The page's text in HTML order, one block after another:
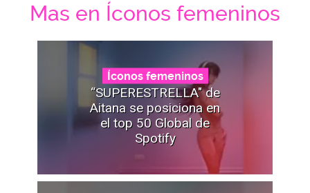
Mas en Íconos femeninos
Íconos femeninos
“SUPERESTRELLA" de
Aitana se posiciona en
el top 50 Global de
Spotify